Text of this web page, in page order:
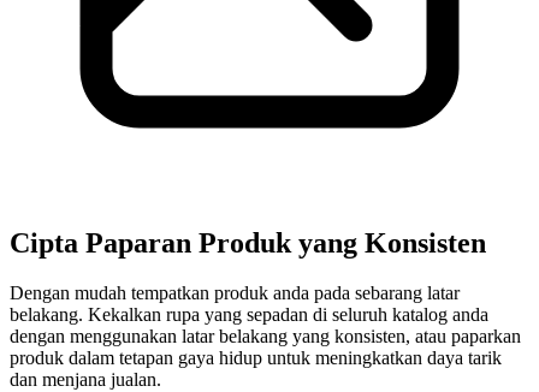
Cipta Paparan Produk yang Konsisten
Dengan mudah tempatkan produk anda pada sebarang latar
belakang. Kekalkan rupa yang sepadan di seluruh katalog anda
dengan menggunakan latar belakang yang konsisten, atau paparkan
produk dalam tetapan gaya hidup untuk meningkatkan daya tarik
dan menjana jualan.